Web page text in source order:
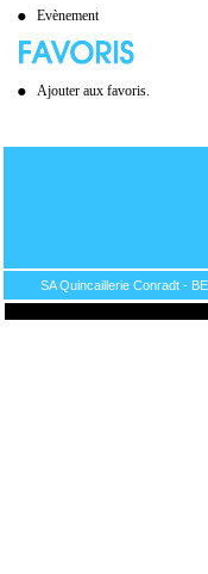
Evènement
Ajouter aux favoris.
SA Quincaillerie Conradt -